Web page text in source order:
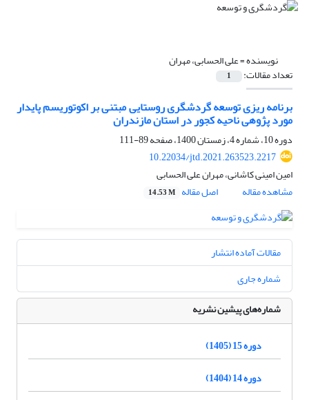
نویسنده =علی الحسابی، مهران
تعداد مقالات: 1
برنامه ریزی توسعه گردشگری روستایی مبتنی بر اکوتوریسم پایدار
مورد پژوهی ناحیه کجور در استان مازندران
دوره 10، شماره 4، زمستان 1400، صفحه
89-111
10.22034/jtd.2021.263523.2217
امین امینی کاشانی، مهران علی الحسابی
مشاهده مقاله
اصل مقاله 14.53 M
مقالات آماده انتشار
شماره جاری
شماره‌های پیشین نشریه
دوره 15 (1405)
دوره 14 (1404)